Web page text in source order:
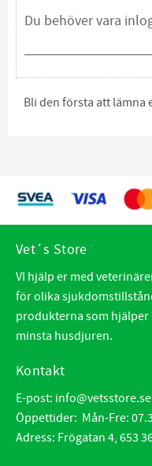
Bli den första att lämna
Vet´s Store
VI hjälp er med
för olika
produkterna som
minsta husdjuren.
Kontakt
E-post: info@vetsstore.se
Öppettider: Mån-Fre:
Adress: Frögatan 4, 653